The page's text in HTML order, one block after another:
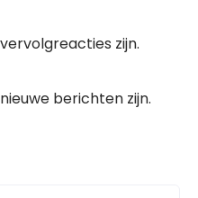
zijn.
berichten zijn.